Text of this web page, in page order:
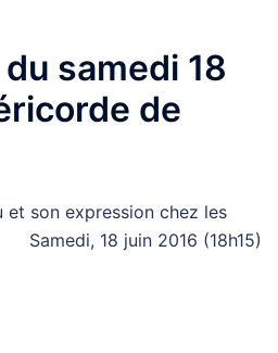
samedi 18
de
et son expression chez les
18 juin 2016 (18h15)